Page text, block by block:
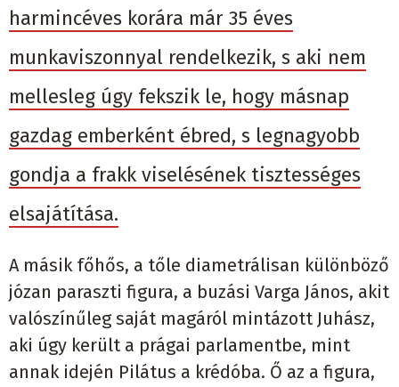
harmincéves korára már 35 éves
munkaviszonnyal rendelkezik, s aki nem
mellesleg úgy fekszik le, hogy másnap
gazdag emberként ébred, s legnagyobb
gondja a frakk viselésének tisztességes
elsajátítása.
A másik főhős, a tőle diametrálisan különböző
józan paraszti figura, a buzási Varga János, akit
valószínűleg saját magáról mintázott Juhász,
aki úgy került a prágai parlamentbe, mint
annak idején Pilátus a krédóba. Ő az a figura,